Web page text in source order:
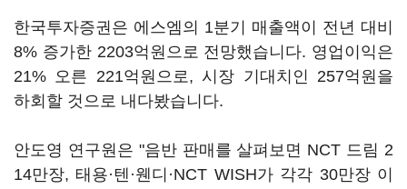
한국투자증권은 에스엠의 1분기 매출액이 전년 대비
8% 증가한 2203억원으로 전망했습니다. 영업이익은
21% 오른 221억원으로, 시장 기대치인 257억원을
하회할 것으로 내다봤습니다.
안도영 연구원은 "음반 판매를 살펴보면 NCT 드림 2
14만장, 태용·텐·웬디·NCT WISH가 각각 30만장 이